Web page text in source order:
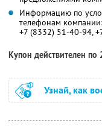
Информацию по
телефонам компании:
+7 (8332) 51-40-94,
Купон действителен по
Узнай, как